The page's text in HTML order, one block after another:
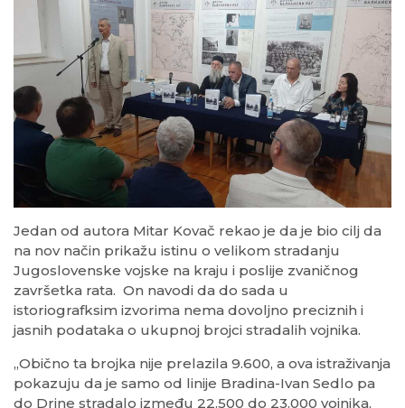
Jedan od autora Mitar Kovač rekao je da je bio cilj da
na nov način prikažu istinu o velikom stradanju
Jugoslovenske vojske na kraju i poslije zvaničnog
završetka rata. On navodi da do sada u
istoriografksim izvorima nema dovoljno preciznih i
jasnih podataka o ukupnoj brojci stradalih vojnika.
„Obično ta brojka nije prelazila 9.600, a ova istraživanja
pokazuju da je samo od linije Bradina-Ivan Sedlo pa
do Drine stradalo između 22.500 do 23.000 vojnika,